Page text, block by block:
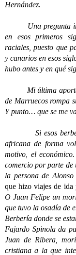
Hernández.
Una pregunta
en esos primeros
raciales, puesto que
y canarios en esos
hubo antes y en qué
Mi última
de Marruecos rompa
Y punto… que se me
Si esos
africana de forma
motivo, el
comercio por parte de
la persona de
que hizo viajes de ida
O Juan Felipe un
que tuvo la osadía de
Berbería donde se
Fajardo Spinola da
Juan de Ribera,
cristiana a la que